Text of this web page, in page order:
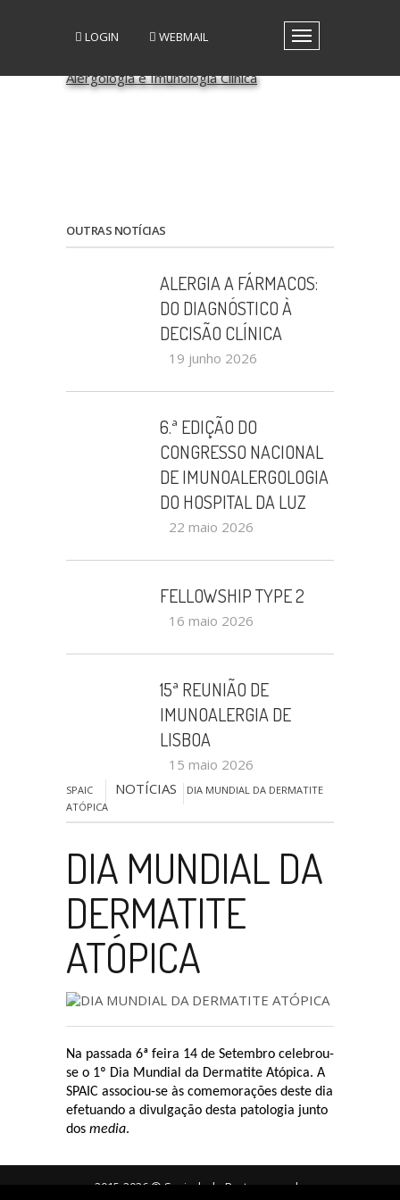
Toggle
GRUPOS DE INTERESSE
CONTACTOS
LOGIN WEBMAIL
OUTRAS NOTÍCIAS
ALERGIA A FÁRMACOS:
DO DIAGNÓSTICO À
DECISÃO CLÍNICA
19 junho 2026
6.ª EDIÇÃO DO
CONGRESSO NACIONAL
DE IMUNOALERGOLOGIA
DO HOSPITAL DA LUZ
22 maio 2026
FELLOWSHIP TYPE 2
16 maio 2026
15ª REUNIÃO DE
IMUNOALERGIA DE
LISBOA
15 maio 2026
SPAIC NOTÍCIAS
DIA MUNDIAL DA DERMATITE
ATÓPICA
DIA MUNDIAL DA
DERMATITE
ATÓPICA
Na passada 6ª feira 14 de Setembro celebrou-
se o 1º Dia Mundial da Dermatite Atópica. A
SPAIC associou-se às comemorações deste dia
efetuando a divulgação desta patologia junto
dos media.
2015-2026 © Sociedade Portuguesa de